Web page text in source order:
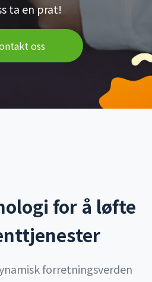
ta en prat!
oss
for å løfte
forretningsverden